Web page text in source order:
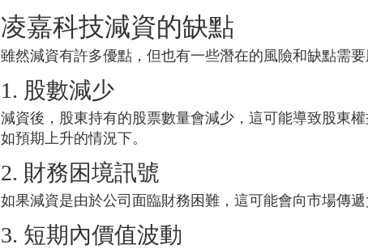
凌嘉科技減資的缺點
雖然減資有許多優點，但也有一些潛在的風險和缺點需要
1. 股數減少
減資後，股東持有的股票數量會減少，這可能導致股東
如預期上升的情況下。
2. 財務困境訊號
如果減資是由於公司面臨財務困難，這可能會向市場傳
3. 短期內價值波動